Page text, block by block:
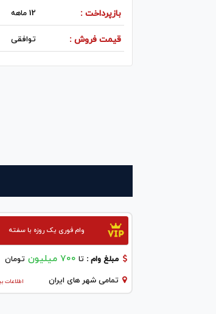
بازپرداخت : 12 ماهه
قیمت فروش : توافقی
وام فوری یک روزه با سفته
مبلغ وام : تا 700 میلیون تومان
اطلاعات تمامی شهر های ایران